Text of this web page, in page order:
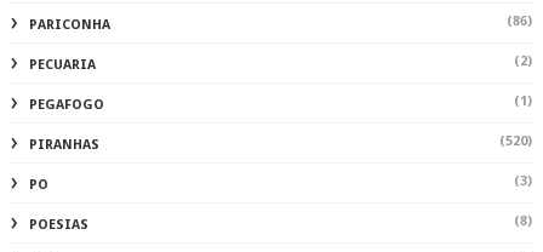
PARICONHA (86)
PECUARIA (2)
PEGAFOGO (1)
PIRANHAS (520)
PO (3)
POESIAS (8)